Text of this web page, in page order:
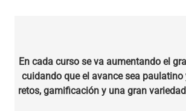
En cada curso se va aumentando el
cuidando que el avance sea paulatino
retos, gamificación y una gran